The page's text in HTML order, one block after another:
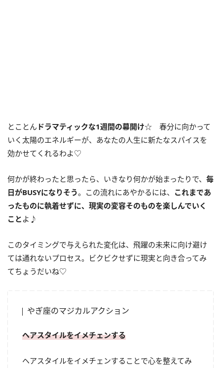
とことん ドラマティックな1週間の幕開け☆ 春分に向かって
いく太陽のエネルギーが、あなたの人生に新たなスパイスを
効かせてくれるわよ♡
何かが終わったと思ったら、いきなり何かが始まったりで、 毎
日がBUSYになりそう。この流れにあやかるには、 これまであ
ったものに執着せずに、現実の変容そのものを楽しんでいく
こと よ♪
このタイミングで与えられた変化は、飛躍の未来に向け避け
ては通れないプロセス。ビクビクせずに現実と向き合ってみ
てちょうだいね♡
やぎ座のマジカルアクション
ヘアスタイルをイメチェンする
ヘアスタイルをイメチェンすることで心を整えてみ